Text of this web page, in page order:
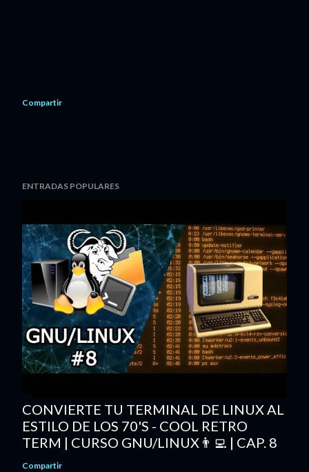
Compartir
ENTRADAS POPULARES
CONVIERTE TU TERMINAL DE LINUX AL
ESTILO DE LOS 70'S - COOL RETRO
TERM | CURSO GNU/LINUX👨‍💻 | CAP. 8
Compartir